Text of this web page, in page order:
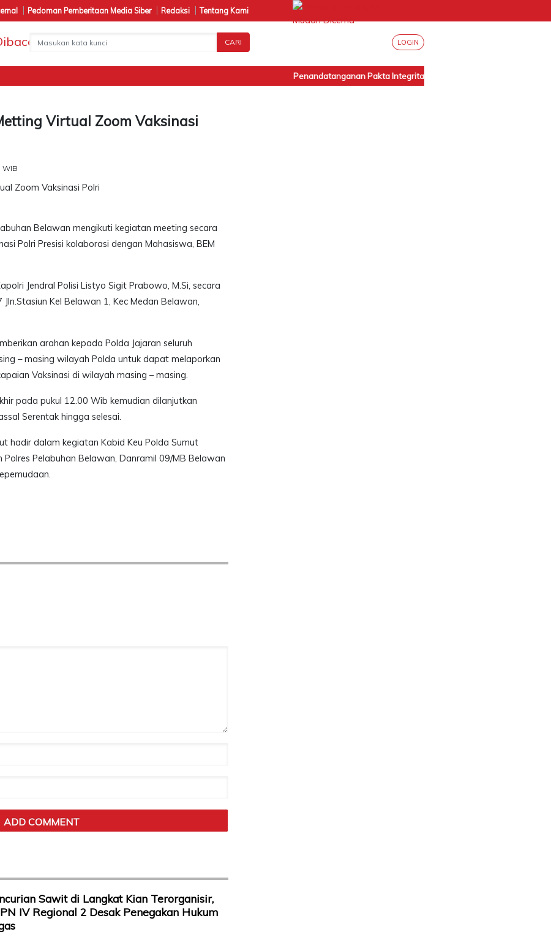
Pedoman Pemberitaan Media Siber Redaksi Tentang Kami
CARI LOGIN
Penandatanganan Pakta Integritas Internal BPN Sumut
Virtual Zoom Vaksinasi
WIB
Belawan mengikuti kegiatan meeting secara
Polri Presisi kolaborasi dengan Mahasiswa, BEM
Jendral Polisi Listyo Sigit Prabowo, M.Si, secara
Kel Belawan 1, Kec Medan Belawan,
arahan kepada Polda Jajaran seluruh
– masing wilayah Polda untuk dapat melaporkan
Vaksinasi di wilayah masing – masing.
pada pukul 12.00 Wib kemudian dilanjutkan
Serentak hingga selesai.
hadir dalam kegiatan Kabid Keu Polda Sumut
Pelabuhan Belawan, Danramil 09/MB Belawan
Sawit di Langkat Kian Terorganisir,
IV Regional 2 Desak Penegakan Hukum